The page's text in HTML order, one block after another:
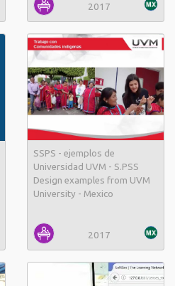
2017
SSPS - ejemplos de
Universidad UVM - S.PSS
Design examples from UVM
University - Mexico
2017